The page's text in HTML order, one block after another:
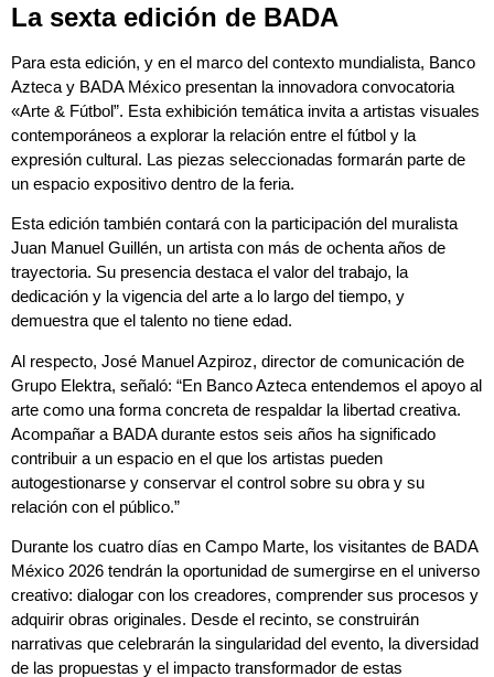
La sexta edición de BADA
Para esta edición, y en el marco del contexto mundialista, Banco
Azteca y BADA México presentan la innovadora convocatoria
«Arte & Fútbol”. Esta exhibición temática invita a artistas visuales
contemporáneos a explorar la relación entre el fútbol y la
expresión cultural. Las piezas seleccionadas formarán parte de
un espacio expositivo dentro de la feria.
Esta edición también contará con la participación del muralista
Juan Manuel Guillén, un artista con más de ochenta años de
trayectoria. Su presencia destaca el valor del trabajo, la
dedicación y la vigencia del arte a lo largo del tiempo, y
demuestra que el talento no tiene edad.
Al respecto, José Manuel Azpiroz, director de comunicación de
Grupo Elektra, señaló: “En Banco Azteca entendemos el apoyo al
arte como una forma concreta de respaldar la libertad creativa.
Acompañar a BADA durante estos seis años ha significado
contribuir a un espacio en el que los artistas pueden
autogestionarse y conservar el control sobre su obra y su
relación con el público.”
Durante los cuatro días en Campo Marte, los visitantes de BADA
México 2026 tendrán la oportunidad de sumergirse en el universo
creativo: dialogar con los creadores, comprender sus procesos y
adquirir obras originales. Desde el recinto, se construirán
narrativas que celebrarán la singularidad del evento, la diversidad
de las propuestas y el impacto transformador de estas